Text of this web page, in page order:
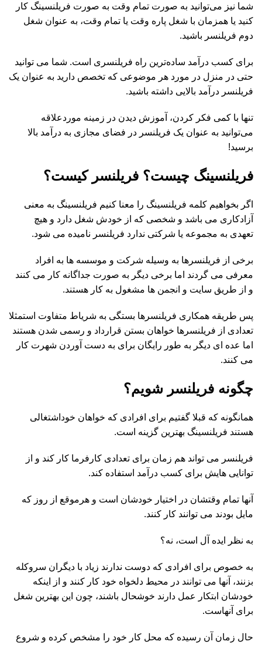
شما نیز می‌توانید به صورت تمام وقت به صورت فریلنسینگ کار
کنید یا همزمان با شغل پاره وقت یا تمام وقت، به عنوان شغل
دوم فریلنسر باشید.
برای کسب درآمد ساده‌ترین راه فریلنسری است. شما می توانید
حتی در منزل در مورد هر موضوعی که تخصص دارید به عنوان یک
فریلنسر درآمد بالایی داشته باشید.
تنها با کمی فکر کردن، آموزش دیدن در زمینه موردعلاقه
می‌توانید به عنوان یک فریلنسر در فضای مجازی به درآمد بالا
برسید!
فریلنسینگ چیست؟ فریلنسر کیست؟
اگر بخواهیم کلمه فریلنسینگ را معنا کنیم فریلنسینگ به معنی
آزادکاری می باشد و شخصی که از خودش شغل دارد و هیچ
تعهدی به مجموعه یا شرکتی ندارد فریلنسر نامیده می شود.
برخی از فریلنسرها به وسیله شرکت و موسسه ها به افراد
معرفی می گردند اما برخی دیگر به صورت جداگانه کار می کنند
و از طریق سایت و انجمن ها مشغول به کار هستند.
پس طریقه همکاری فریلنسرها بستگی به شریاط متفاوت استمثلا
تعدادی از فریلنسرها خواهان بستن قرارداد و رسمی شدن هستند
اما عده ای دیگر به طور رایگان برای به دست آوردن شهرت کار
می کنند.
چگونه فریلنسر شویم؟
همانگونه که قبلا گفتیم برای افرادی که خواهان خوداشتغالی
هستند فریلنسینگ بهترین گزینه است.
فریلنسر می تواند هم زمان برای تعدادی کارفرما کار کند و از
توانایی هایش برای کسب درآمد استفاده کند.
آنها تمام وقتشان در اختیار خودشان است و هرموقع از روز که
مایل بودند می توانند کار کنند.
به نظر ایده آل است، نه؟
به خصوص برای افرادی که دوست ندارند زیاد با دیگران سروکله
بزنند، آنها می توانند در محیط دلخواه خود کار کنند و از اینکه
خودشان ابتکار عمل دارند خوشحال باشند، چون این بهترین شغل
برای آنهاست.
حال زمان آن رسیده که محل کار خود را مشخص کرده و شروع